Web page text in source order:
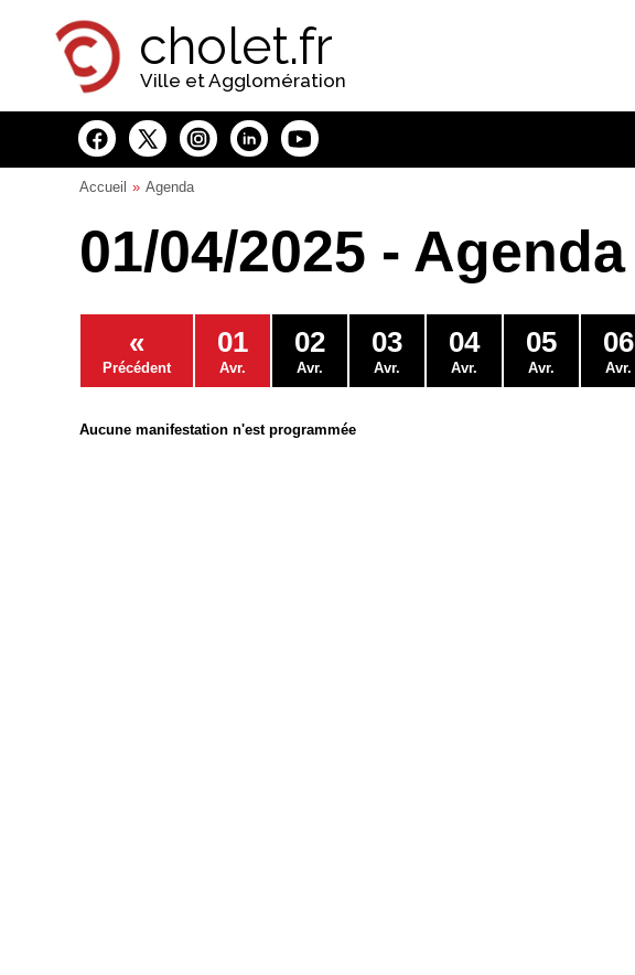
cholet.fr
Ville et Agglomération
Accueil Agenda
01/04/2025 - Agenda
«
Précédent
01
Avr.
02
Avr.
03
Avr.
04
Avr.
05
Avr.
06
Avr.
Aucune manifestation n'est programmée